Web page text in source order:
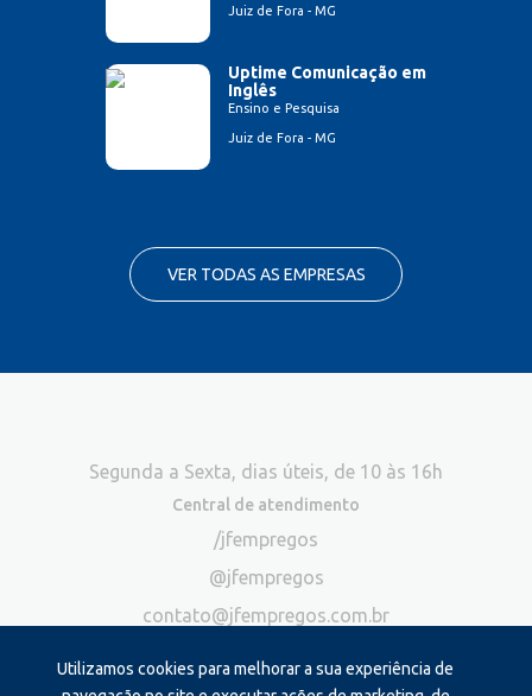
Juiz de Fora - MG
Uptime Comunicação em
Inglês
Ensino e Pesquisa
Juiz de Fora - MG
VER TODAS AS EMPRESAS
Utilizamos cookies para melhorar a sua experiência de
Segunda a Sexta, dias úteis, de 10 às 16h
Central de atendimento
/jfempregos
@jfempregos
contato@jfempregos.com.br